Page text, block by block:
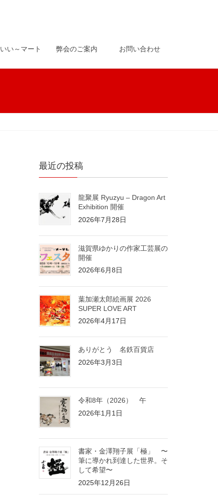
いい～マート 弊会のご案内 お問い合わせ
最近の投稿
龍聚展 Ryuzyu – Dragon Art
Exhibition 開催
2026年7月28日
滋賀県ゆかりの作家工芸展の
開催
2026年6月8日
葉加瀬太郎絵画展 2026
SUPER LOVE ART
2026年4月17日
ありがとう 名鉄百貨店
2026年3月3日
令和8年（2026） 午
2026年1月1日
書家・金澤翔子展「極」 〜
筆に導かれ到達した世界。そ
して希望〜
2025年12月26日